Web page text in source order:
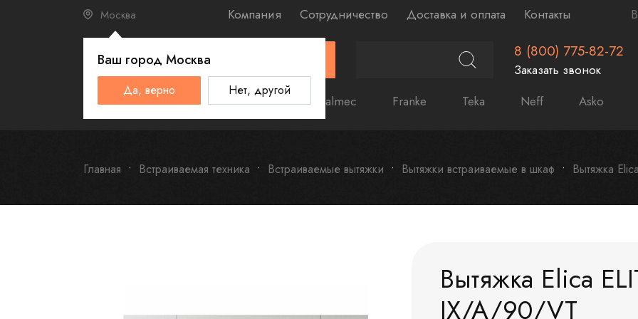
Москва
Ваш город Москва
Да, верно Нет, другой
Компания Сотрудничество Доставка и оплата Контакты
8 (800) 775-82-72
Заказать звонок
Schulthess Smeg Omoikiri Falmec Franke Teka Neff Asko
Главная Встраиваемая техника Встраиваемые вытяжки Вытяжки встраиваемые в шкаф Вытяжка
Вытяжка Elica
IX/A/90/VT